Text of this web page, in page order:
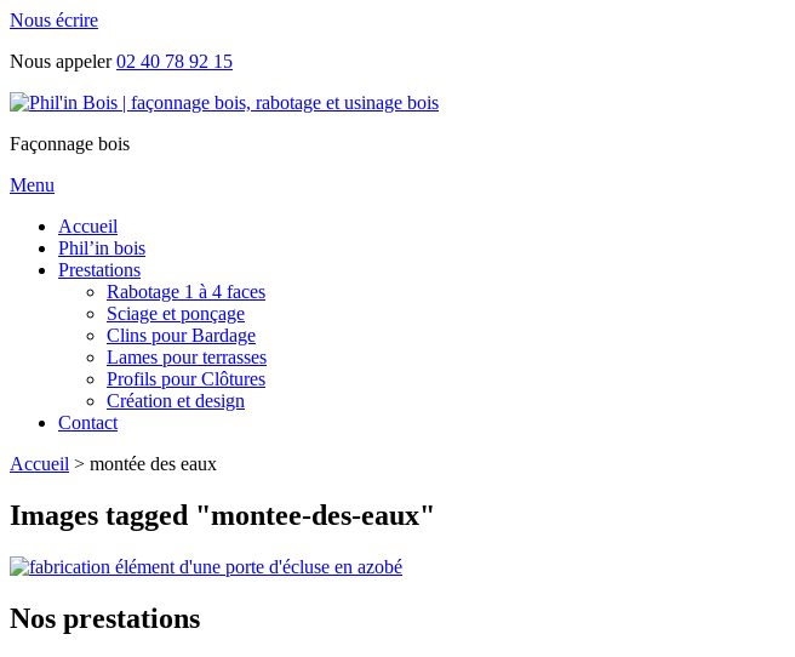
Nous écrire
Nous appeler02 40 78 92 15
Façonnage bois
Menu
Accueil
Phil’in bois
Prestations
Rabotage 1 à 4 faces
Sciage et ponçage
Clins pour Bardage
Lames pour terrasses
Profils pour Clôtures
Création et design
Contact
Accueil > montée des eaux
Images tagged "montee-des-eaux"
Nos prestations